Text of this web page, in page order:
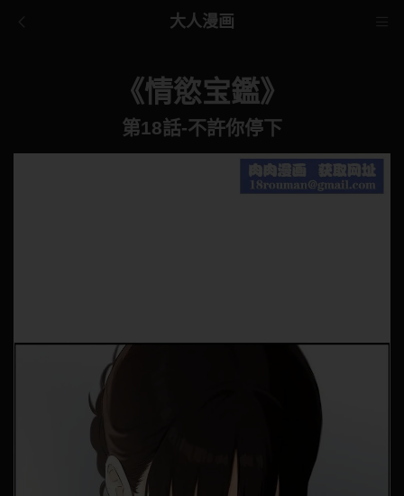
大人漫画
《情慾宝鑑》
第18話-不許你停下